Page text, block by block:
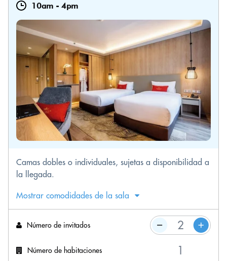
10am - 4pm
Camas dobles o individuales, sujetas a disponibilidad a
la llegada.
Mostrar comodidades de la sala
Número de invitados
Número de habitaciones